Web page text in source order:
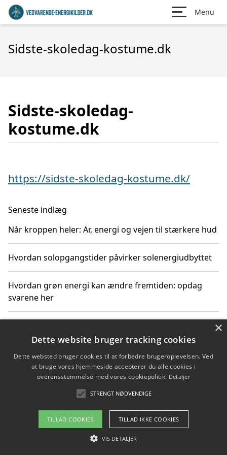
Menu
Sidste-skoledag-kostume.dk
Sidste-skoledag-
kostume.dk
https://sidste-skoledag-kostume.dk/
Seneste indlæg
Når kroppen heler: Ar, energi og vejen til stærkere hud
Hvordan solopgangstider påvirker solenergiudbyttet
Hvordan grøn energi kan ændre fremtiden: opdag
svarene her
solenergiudnyttelse
Hvordan du får svar på energispørgsmål om
vedvarende energikilder
Copyright 2026 - Pilanto Aps
Om / kontakt
Blog Betingelser
×
Dette website bruger tracking cookies
Dette websted bruger cookies til at forbedre brugeroplevelsen. Ved
at bruge vores hjemmeside accepterer du alle cookies i
overensstemmelse med vores cookiepolitik. Detaljer
STRENGT NØDVENDIGE
TILLAD COOKIES TILLAD IKKE COOKIES
VIS DETALJER